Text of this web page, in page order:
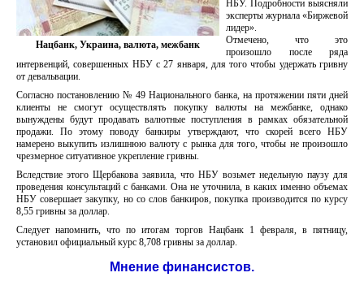
Нацбанк, Украина, валюта, межбанк
НБУ. Подробности выясняли
эксперты журнала «Биржевой
лидер».
Отмечено, что это
произошло после ряда
интервенций, совершенных НБУ с 27 января, для того чтобы удержать гривну
от девальвации.
Согласно постановлению № 49 Национального банка, на протяжении пяти дней
клиенты не смогут осуществлять покупку валюты на межбанке, однако
вынуждены будут продавать валютные поступления в рамках обязательной
продажи. По этому поводу банкиры утверждают, что скорей всего НБУ
намерено выкупить излишнюю валюту с рынка для того, чтобы не произошло
чрезмерное ситуативное укрепление гривны.
Вследствие этого Щербакова заявила, что НБУ возьмет недельную паузу для
проведения консультаций с банками. Она не уточнила, в каких именно объемах
НБУ совершает закупку, но со слов банкиров, покупка производится по курсу
8,55 гривны за доллар.
Следует напомнить, что по итогам торгов Нацбанк 1 февраля, в пятницу,
установил официальный курс 8,708 гривны за доллар.
Мнение финансистов.